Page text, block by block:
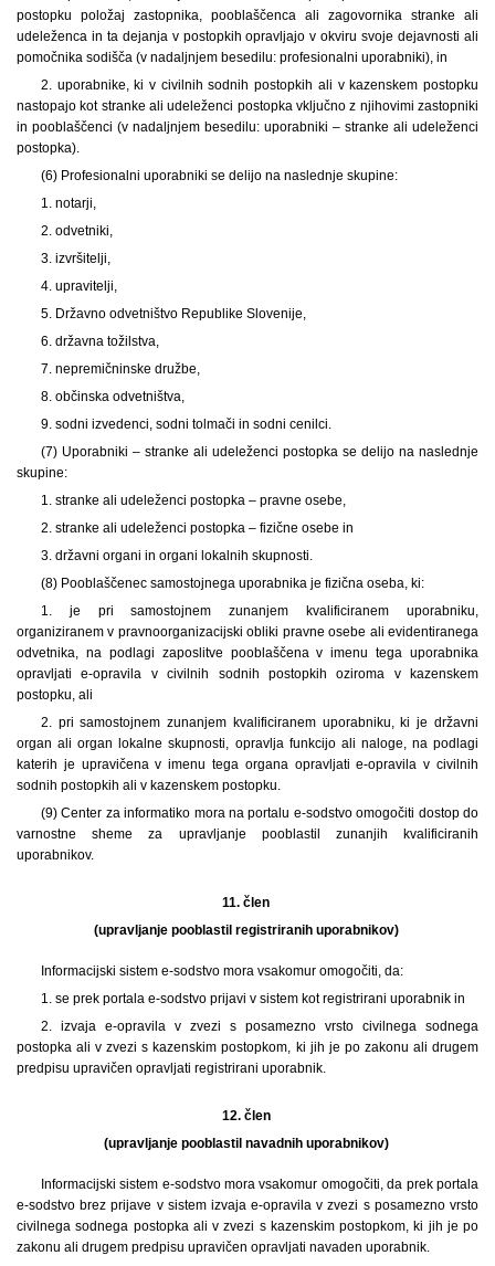
postopku položaj zastopnika, pooblaščenca ali zagovornika stranke ali
udeleženca in ta dejanja v postopkih opravljajo v okviru svoje dejavnosti ali
pomočnika sodišča (v nadaljnjem besedilu: profesionalni uporabniki), in
2. uporabnike, ki v civilnih sodnih postopkih ali v kazenskem postopku
nastopajo kot stranke ali udeleženci postopka vključno z njihovimi zastopniki
in pooblaščenci (v nadaljnjem besedilu: uporabniki – stranke ali udeleženci
postopka).
(6) Profesionalni uporabniki se delijo na naslednje skupine:
1. notarji,
2. odvetniki,
3. izvršitelji,
4. upravitelji,
5. Državno odvetništvo Republike Slovenije,
6. državna tožilstva,
7. nepremičninske družbe,
8. občinska odvetništva,
9. sodni izvedenci, sodni tolmači in sodni cenilci.
(7) Uporabniki – stranke ali udeleženci postopka se delijo na naslednje
skupine:
1. stranke ali udeleženci postopka – pravne osebe,
2. stranke ali udeleženci postopka – fizične osebe in
3. državni organi in organi lokalnih skupnosti.
(8) Pooblaščenec samostojnega uporabnika je fizična oseba, ki:
1. je pri samostojnem zunanjem kvalificiranem uporabniku,
organiziranem v pravnoorganizacijski obliki pravne osebe ali evidentiranega
odvetnika, na podlagi zaposlitve pooblaščena v imenu tega uporabnika
opravljati e-opravila v civilnih sodnih postopkih oziroma v kazenskem
postopku, ali
2. pri samostojnem zunanjem kvalificiranem uporabniku, ki je državni
organ ali organ lokalne skupnosti, opravlja funkcijo ali naloge, na podlagi
katerih je upravičena v imenu tega organa opravljati e-opravila v civilnih
sodnih postopkih ali v kazenskem postopku.
(9) Center za informatiko mora na portalu e-sodstvo omogočiti dostop do
varnostne sheme za upravljanje pooblastil zunanjih kvalificiranih
uporabnikov.
11. člen
(upravljanje pooblastil registriranih uporabnikov)
Informacijski sistem e-sodstvo mora vsakomur omogočiti, da:
1. se prek portala e-sodstvo prijavi v sistem kot registrirani uporabnik in
2. izvaja e-opravila v zvezi s posamezno vrsto civilnega sodnega
postopka ali v zvezi s kazenskim postopkom, ki jih je po zakonu ali drugem
predpisu upravičen opravljati registrirani uporabnik.
12. člen
(upravljanje pooblastil navadnih uporabnikov)
Informacijski sistem e-sodstvo mora vsakomur omogočiti, da prek portala
e-sodstvo brez prijave v sistem izvaja e-opravila v zvezi s posamezno vrsto
civilnega sodnega postopka ali v zvezi s kazenskim postopkom, ki jih je po
zakonu ali drugem predpisu upravičen opravljati navaden uporabnik.